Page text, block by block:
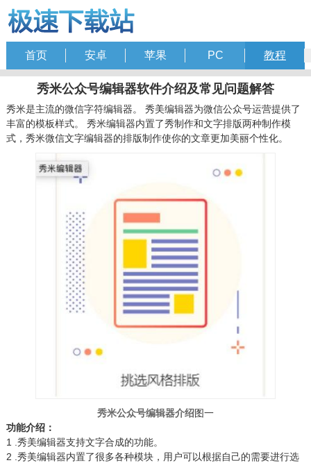
首页 安卓 苹果 PC 教程
秀米公众号编辑器软件介绍及常见问题解答
秀米是主流的微信字符编辑器。 秀美编辑器为微信公众号运营提供了
丰富的模板样式。 秀米编辑器内置了秀制作和文字排版两种制作模
式，秀米微信文字编辑器的排版制作使你的文章更加美丽个性化。
秀米公众号编辑器介绍图一
功能介绍：
1 .秀美编辑器支持文字合成的功能。
2 .秀美编辑器内置了很多各种模块，用户可以根据自己的需要进行选